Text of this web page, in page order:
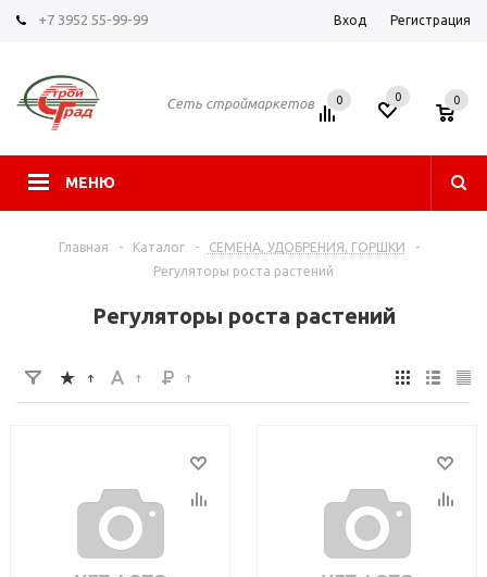
+7 3952 55-99-99 Вход Регистрация
Сеть строймаркетов
МЕНЮ
0 0 0
Главная - Каталог - СЕМЕНА, УДОБРЕНИЯ, ГОРШКИ
-
Регуляторы роста растений
Регуляторы роста растений